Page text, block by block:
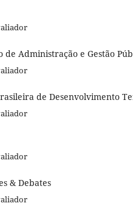
de Administração e Gestão
de Desenvolvimento
& Debates